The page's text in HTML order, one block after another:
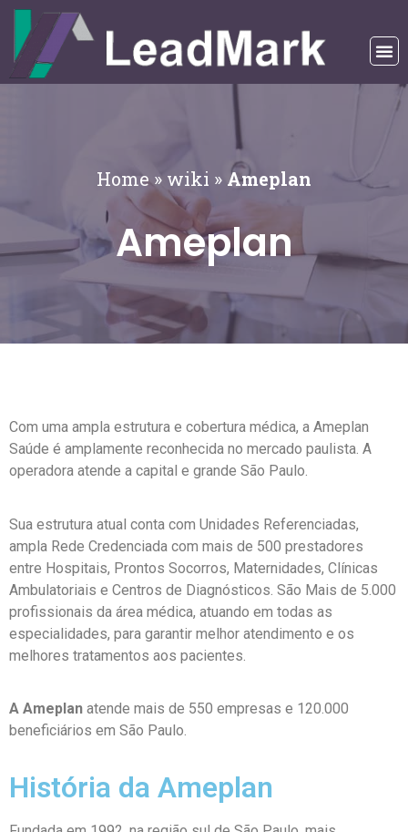
Home» wiki » Ameplan
Ameplan
Com uma ampla estrutura e cobertura médica, a Ameplan
Saúde é amplamente reconhecida no mercado paulista. A
operadora atende a capital e grande São Paulo.
Sua estrutura atual conta com Unidades Referenciadas,
ampla Rede Credenciada com mais de 500 prestadores
entre Hospitais, Prontos Socorros, Maternidades, Clínicas
Ambulatoriais e Centros de Diagnósticos. São Mais de 5.000
profissionais da área médica, atuando em todas as
especialidades, para garantir melhor atendimento e os
melhores tratamentos aos pacientes.
A Ameplan atende mais de 550 empresas e 120.000
beneficiários em São Paulo.
História da Ameplan